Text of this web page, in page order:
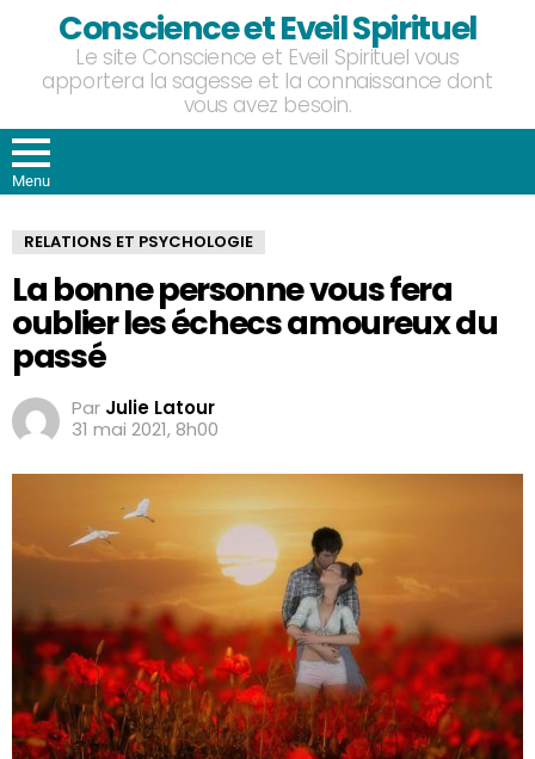
Conscience et Eveil Spirituel
Le site Conscience et Eveil Spirituel vous
apportera la sagesse et la connaissance dont
vous avez besoin.
Menu
RELATIONS ET PSYCHOLOGIE
La bonne personne vous fera
oublier les échecs amoureux du
passé
Par Julie Latour
31 mai 2021, 8h00